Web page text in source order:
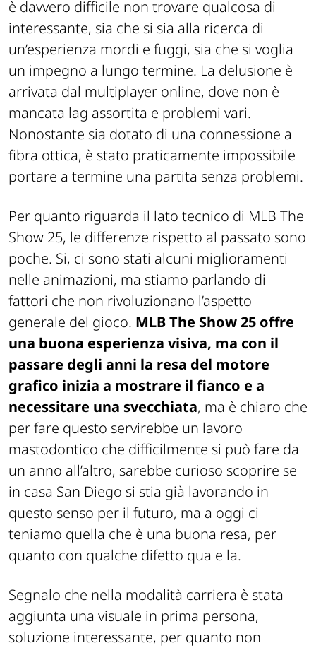
è davvero difficile non trovare qualcosa di
interessante, sia che si sia alla ricerca di
un’esperienza mordi e fuggi, sia che si voglia
un impegno a lungo termine. La delusione è
arrivata dal multiplayer online, dove non è
mancata lag assortita e problemi vari.
Nonostante sia dotato di una connessione a
fibra ottica, è stato praticamente impossibile
portare a termine una partita senza problemi.
Per quanto riguarda il lato tecnico di MLB The
Show 25, le differenze rispetto al passato sono
poche. Si, ci sono stati alcuni miglioramenti
nelle animazioni, ma stiamo parlando di
fattori che non rivoluzionano l’aspetto
generale del gioco. MLB The Show 25 offre
una buona esperienza visiva, ma con il
passare degli anni la resa del motore
grafico inizia a mostrare il fianco e a
necessitare una svecchiata, ma è chiaro che
per fare questo servirebbe un lavoro
mastodontico che difficilmente si può fare da
un anno all’altro, sarebbe curioso scoprire se
in casa San Diego si stia già lavorando in
questo senso per il futuro, ma a oggi ci
teniamo quella che è una buona resa, per
quanto con qualche difetto qua e la.
Segnalo che nella modalità carriera è stata
aggiunta una visuale in prima persona,
soluzione interessante, per quanto non